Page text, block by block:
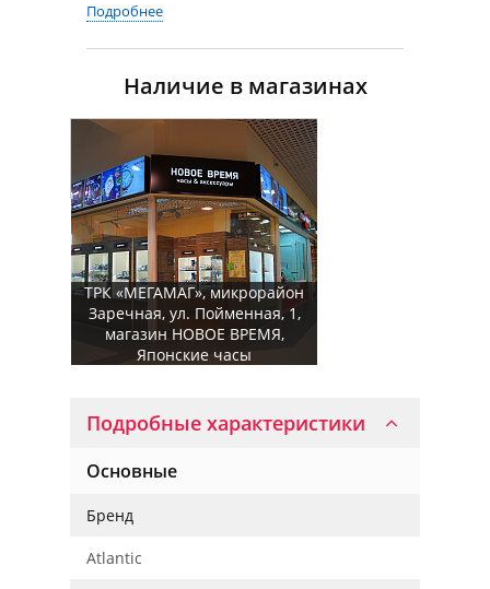
Подробнее
Наличие в магазинах
ТРК «МЕГАМАГ», микрорайон
Заречная, ул. Пойменная, 1,
магазин НОВОЕ ВРЕМЯ,
Японские часы
Подробные характеристики
Основные
Бренд
Atlantic